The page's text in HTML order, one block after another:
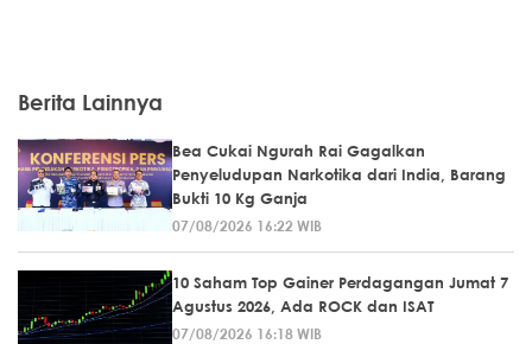
Berita Lainnya
Bea Cukai Ngurah Rai Gagalkan
Penyeludupan Narkotika dari India, Barang
Bukti 10 Kg Ganja
07/08/2026 16:22 WIB
10 Saham Top Gainer Perdagangan Jumat 7
Agustus 2026, Ada ROCK dan ISAT
07/08/2026 16:18 WIB